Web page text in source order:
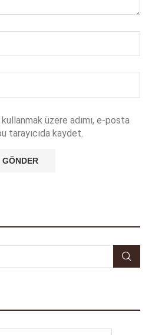
üzere adımı, e-posta
tarayıcıda kaydet.